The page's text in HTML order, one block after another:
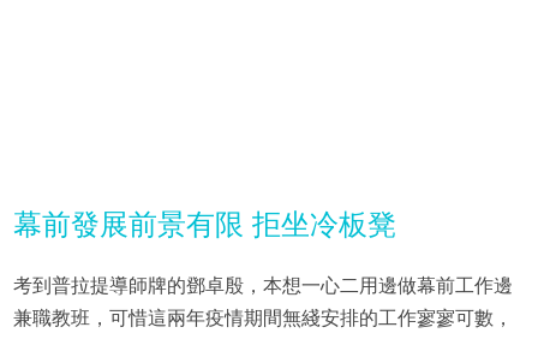
幕前發展前景有限 拒坐冷板凳
考到普拉提導師牌的鄧卓殷，本想一心二用邊做幕前工作邊
兼職教班，可惜這兩年疫情期間無綫安排的工作寥寥可數，